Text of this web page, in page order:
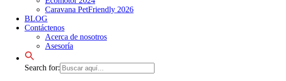
Caravana PetFriendly 2026
BLOG
Contáctenos
Acerca de nosotros
Asesoría
Search for: